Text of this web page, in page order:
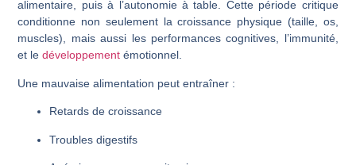
alimentaire, puis à l’autonomie à table. Cette période critique
conditionne non seulement la croissance physique (taille, os,
muscles), mais aussi les performances cognitives, l’immunité,
et ledéveloppement émotionnel.
Une mauvaise alimentation peut entraîner :
Retards de croissance
Troubles digestifs